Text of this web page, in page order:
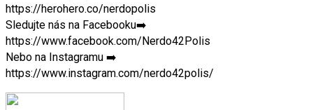
https://herohero.co/nerdopolis
Sledujte nás na Facebooku➡️
https://www.facebook.com/Nerdo42Polis
Nebo na Instagramu ➡️
https://www.instagram.com/nerdo42polis/